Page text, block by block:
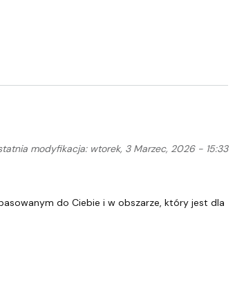
modyfikacja: wtorek, 3 Marzec, 2026 - 15:33
do Ciebie i w obszarze, który jest dla